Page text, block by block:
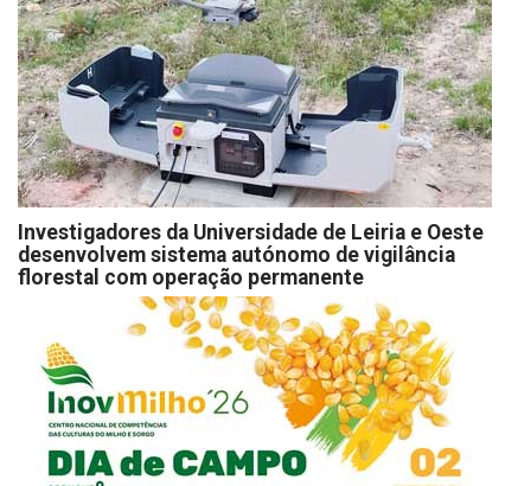
Investigadores da Universidade de Leiria e Oeste
desenvolvem sistema autónomo de vigilância
florestal com operação permanente